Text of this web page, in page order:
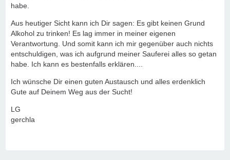
habe.
Aus heutiger Sicht kann ich Dir sagen: Es gibt keinen Grund
Alkohol zu trinken! Es lag immer in meiner eigenen
Verantwortung. Und somit kann ich mir gegenüber auch nichts
entschuldigen, was ich aufgrund meiner Sauferei alles so getan
habe. Ich kann es bestenfalls erklären....
Ich wünsche Dir einen guten Austausch und alles erdenklich
Gute auf Deinem Weg aus der Sucht!
LG
gerchla